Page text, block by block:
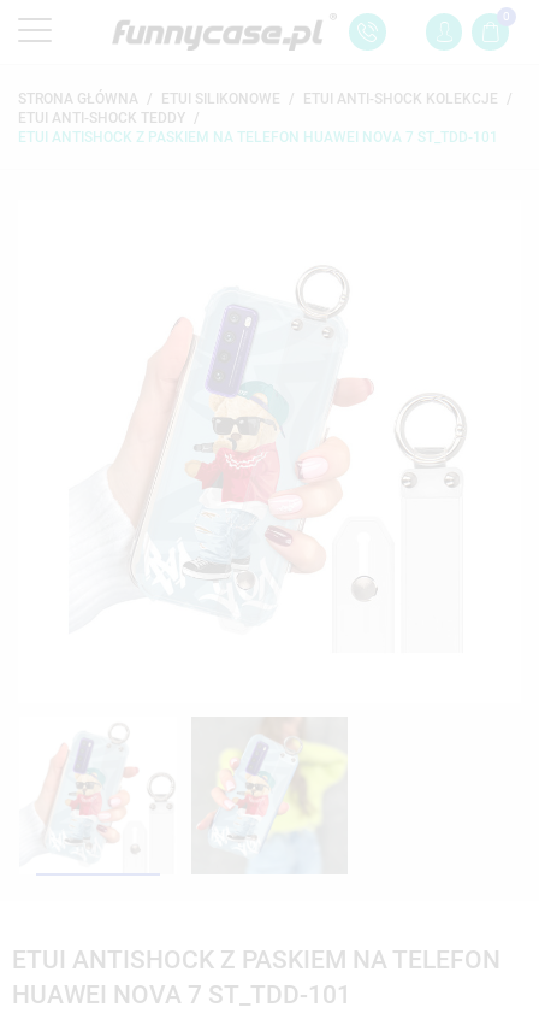
0
STRONA GŁÓWNA ETUI SILIKONOWE
ETUI ANTI-SHOCK KOLEKCJE
ETUI ANTI-SHOCK TEDDY
ETUI ANTISHOCK Z PASKIEM NA TELEFON HUAWEI NOVA 7 ST_TDD-101
ETUI ANTISHOCK Z PASKIEM NA TELEFON
HUAWEI NOVA 7 ST_TDD-101